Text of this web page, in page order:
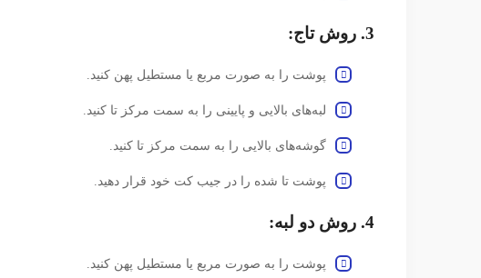
3. روش تاج:
پوشت را به صورت مربع یا مستطیل پهن کنید.
لبه‌های بالایی و پایینی را به سمت مرکز تا کنید.
گوشه‌های بالایی را به سمت مرکز تا کنید.
پوشت تا شده را در جیب کت خود قرار دهید.
4. روش دو لبه:
پوشت را به صورت مربع یا مستطیل پهن کنید.